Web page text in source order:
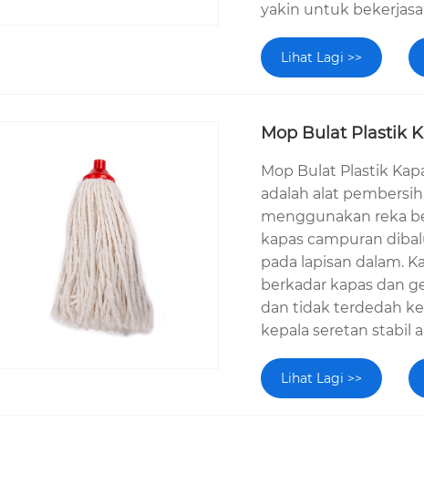
yakin untuk
Lihat Lagi >>
Mop Bulat Plastik
Mop Bulat Plastik
adalah alat
menggunakan reka
kapas campuran
pada lapisan dalam.
berkadar kapas dan
dan tidak terdedah
kepala seretan stabil
Lihat Lagi >>